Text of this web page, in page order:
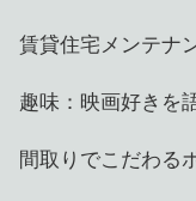
賃貸住宅メンテナ
趣味：映画好きを
間取りでこだわる